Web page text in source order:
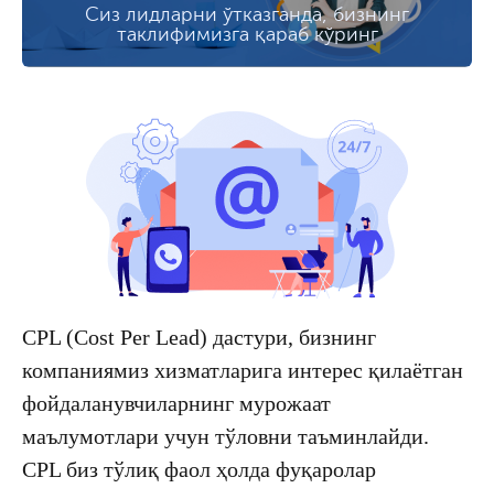
Сиз лидларни ўтказганда, бизнинг
таклифимизга қараб кўринг
CPL (Cost Per Lead) дастури, бизнинг
компаниямиз хизматларига интерес қилаётган
фойдаланувчиларнинг мурожаат
маълумотлари учун тўловни таъминлайди.
CPL биз тўлиқ фаол ҳолда фуқаролар